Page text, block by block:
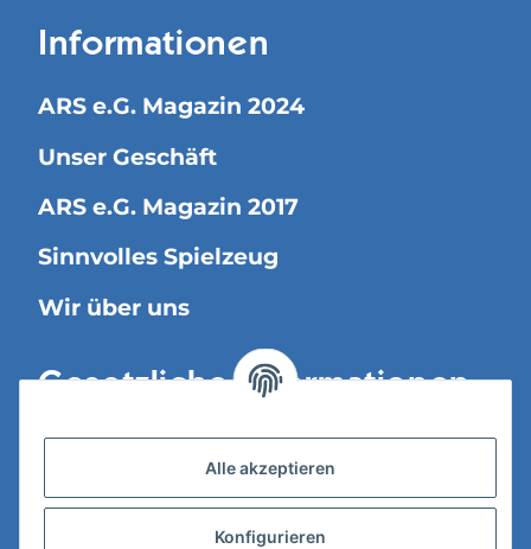
Informationen
ARS e.G. Magazin 2024
Unser Geschäft
ARS e.G. Magazin 2017
Sinnvolles Spielzeug
Wir über uns
Gesetzliche Informationen
Versandinformationen
Datenschutz
Alle akzeptieren
Konfigurieren